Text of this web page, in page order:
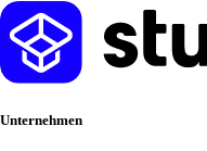
Unternehmen